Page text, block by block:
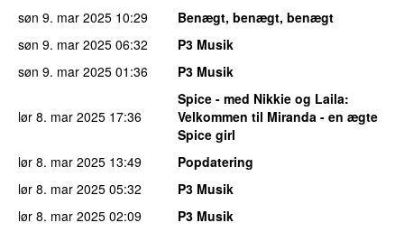
søn 9. mar 2025 10:29
Benægt, benægt, benægt
søn 9. mar 2025 06:32
P3 Musik
søn 9. mar 2025 01:36 P3 Musik
lør 8. mar 2025 17:36
Spice - med Nikkie og Laila:
Velkommen til Miranda - en ægte
Spice girl
lør 8. mar 2025 13:49
Popdatering
lør 8. mar 2025 05:32
P3 Musik
lør 8. mar 2025 02:09
P3 Musik